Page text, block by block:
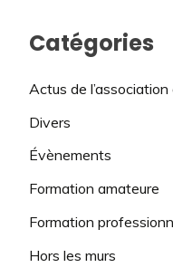
Catégories
Actus de
Divers
Évènements
Formation amateure
Formation
Hors les murs